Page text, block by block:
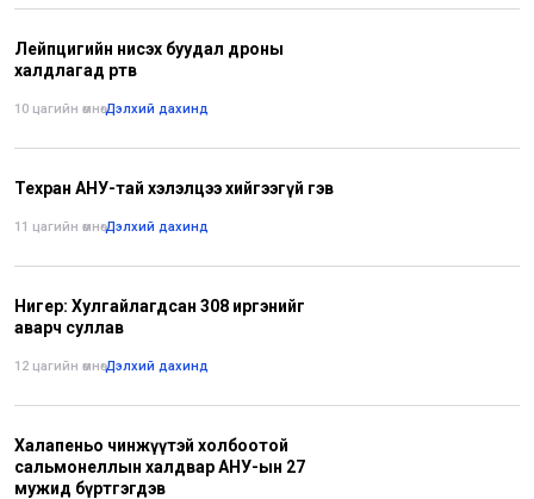
Лейпцигийн нисэх буудал дроны
халдлагад өртөв
10 цагийн өмнө•Дэлхий дахинд
Техран АНУ-тай хэлэлцээ хийгээгүй гэв
11 цагийн өмнө•Дэлхий дахинд
Нигер: Хулгайлагдсан 308 иргэнийг
аварч суллав
12 цагийн өмнө•Дэлхий дахинд
Халапеньо чинжүүтэй холбоотой
сальмонеллын халдвар АНУ-ын 27
мужид бүртгэгдэв